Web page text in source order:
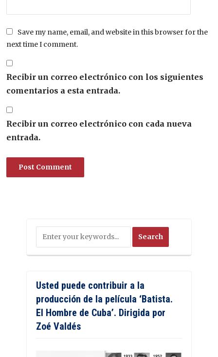
Save my name, email, and website in this browser for the
next time I comment.
Recibir un correo electrónico con los siguientes
comentarios a esta entrada.
Recibir un correo electrónico con cada nueva
entrada.
Usted puede contribuir a la
producción de la película ‘Batista.
El Hombre de Cuba’. Dirigida por
Zoé Valdés